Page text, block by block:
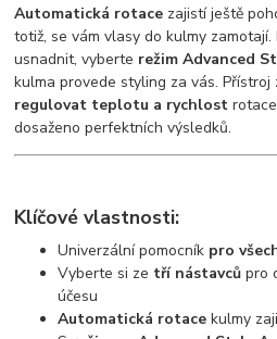
Automatická rotace zajistí ještě
totiž, se vám vlasy do kulmy
usnadnit, vyberte režim Advanced
kulma provede styling za vás. Přístroj
regulovat teplotu a rychlost
dosaženo perfektních výsledků.
Klíčové vlastnosti:
Univerzální pomocník pro
Vyberte si ze tří nástavců pro
účesu
Automatická rotace kulmy